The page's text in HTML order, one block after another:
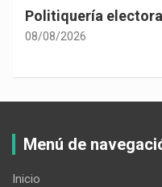
Politiquería
08/08/2026
Menú de
Inicio